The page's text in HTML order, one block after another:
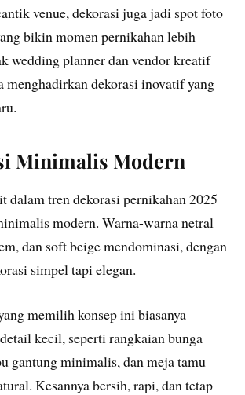
venue, dekorasi juga jadi spot foto
bikin momen pernikahan lebih
wedding planner dan vendor kreatif
menghadirkan dekorasi inovatif yang
Minimalis Modern
dalam tren dekorasi pernikahan 2025
modern. Warna-warna netral
dan soft beige mendominasi, dengan
simpel tapi elegan.
memilih konsep ini biasanya
kecil, seperti rangkaian bunga
gantung minimalis, dan meja tamu
Kesannya bersih, rapi, dan tetap